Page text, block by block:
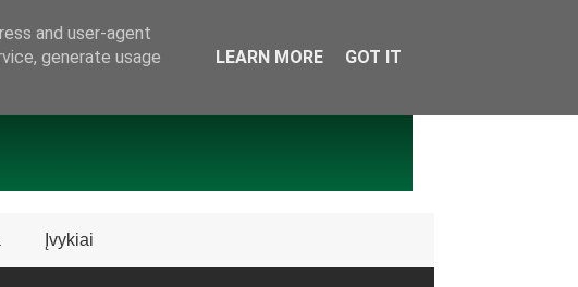
Įvykiai
and user-agent
generate usage
LEARN MORE GOT IT